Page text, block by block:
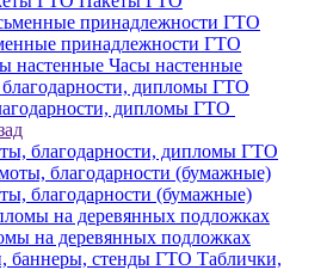
принадлежности ГТО
Часы настенные
дипломы ГТО
благодарности, дипломы ГТО
благодарности (бумажные)
на деревянных подложках
Таблички,